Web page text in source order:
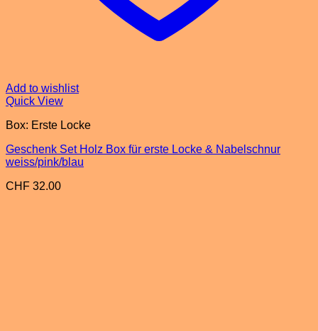
Add to wishlist
Quick View
Box: Erste Locke
Geschenk Set Holz Box für erste Locke & Nabelschnur
weiss/pink/blau
CHF 32.00